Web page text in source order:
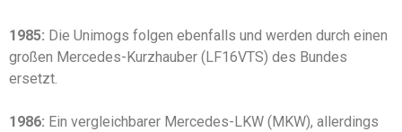
1985: Die Unimogs folgen ebenfalls und werden durch einen
großen Mercedes-Kurzhauber (LF16VTS) des Bundes
ersetzt.
1986: Ein vergleichbarer Mercedes-LKW (MKW), allerdings